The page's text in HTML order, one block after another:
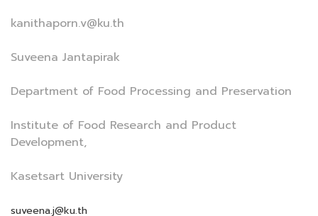
kanithaporn.v@ku.th
Suveena Jantapirak
Department of Food Processing and Preservation
Institute of Food Research and Product
Development,
Kasetsart University
suveena.j@ku.th